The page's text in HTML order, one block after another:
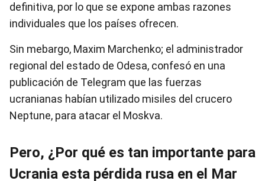
definitiva, por lo que se expone ambas razones
individuales que los países ofrecen.
Sin mebargo, Maxim Marchenko; el administrador
regional del estado de Odesa, confesó en una
publicación de Telegram que las fuerzas
ucranianas habían utilizado misiles del crucero
Neptune, para atacar el Moskva.
Pero, ¿Por qué es tan importante para
Ucrania esta pérdida rusa en el Mar